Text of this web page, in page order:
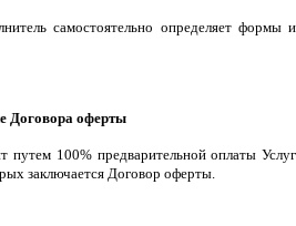
самостоятельно определяет формы и
Договора оферты
путем 100% предварительной оплаты Услуг
заключается Договор оферты.